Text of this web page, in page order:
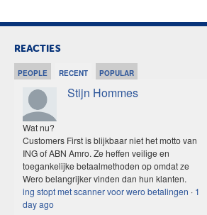
REACTIES
PEOPLE RECENT POPULAR
Stijn Hommes
Wat nu?
Customers First is blijkbaar niet het motto van
ING of ABN Amro. Ze heffen veilige en
toegankelijke betaalmethoden op omdat ze
Wero belangrijker vinden dan hun klanten.
ing stopt met scanner voor wero betalingen · 1
day ago